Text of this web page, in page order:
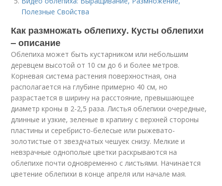
Полезные Свойства
Как размножать облепиху. Кусты облепихи
– описание
Облепиха может быть кустарником или небольшим
деревцем высотой от 10 см до 6 и более метров.
Корневая система растения поверхностная, она
располагается на глубине примерно 40 см, но
разрастается в ширину на расстояние, превышающее
диаметр кроны в 2-2,5 раза. Листья облепихи очередные,
длинные и узкие, зеленые в крапину с верхней стороны
пластины и серебристо-белесые или рыжевато-
золотистые от звездчатых чешуек снизу. Мелкие и
невзрачные однополые цветки раскрываются на
облепихе почти одновременно с листьями. Начинается
цветение облепихи в конце апреля или начале мая.